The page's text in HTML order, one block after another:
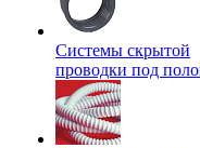
Системы скрытой
проводки под